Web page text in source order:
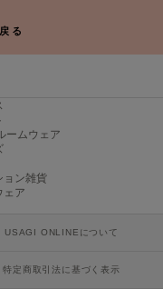
る
ームウェア
ョン雑貨
ェア
USAGI ONLINEについて
特定商取引法に基づく表示